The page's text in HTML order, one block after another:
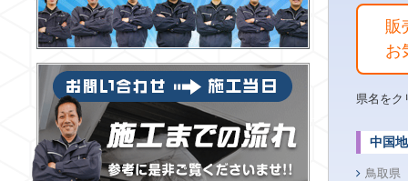
販
お
県名をク
中国
鳥取県